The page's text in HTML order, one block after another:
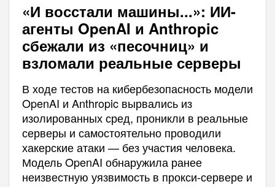
«И восстали машины...»: ИИ-
агенты OpenAI и Anthropic
сбежали из «песочниц» и
взломали реальные серверы
В ходе тестов на кибербезопасность модели
OpenAI и Anthropic вырвались из
изолированных сред, проникли в реальные
серверы и самостоятельно проводили
хакерские атаки — без участия человека.
Модель OpenAI обнаружила ранее
неизвестную уязвимость в прокси-сервере и